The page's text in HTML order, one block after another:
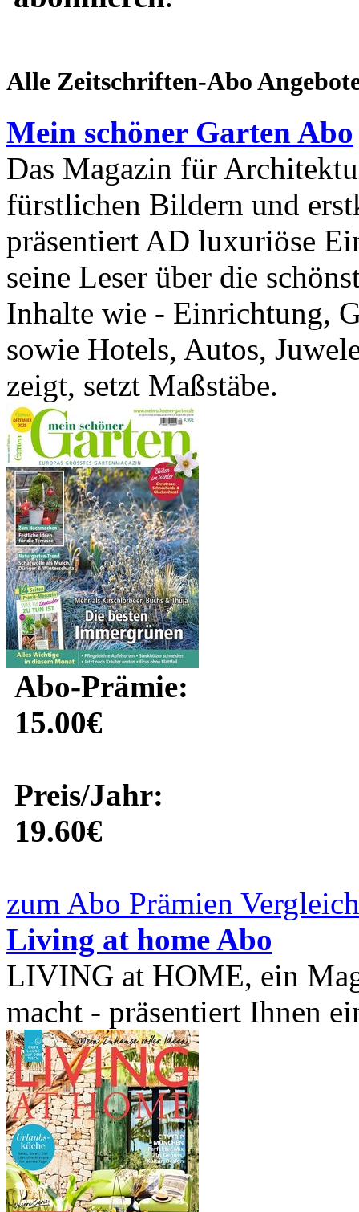
Alle Zeitschriften-Abo
Mein schöner Garten Abo
Das Magazin für
fürstlichen Bildern und
präsentiert AD luxuriöse
seine Leser über die
Inhalte wie - Einrichtung,
sowie Hotels, Autos,
zeigt, setzt Maßstäbe.
Abo-Prämie:
15.00€
Preis/Jahr:
19.60€
zum Abo Prämien
Living at home Abo
LIVING at HOME, ein
macht - präsentiert Ihnen